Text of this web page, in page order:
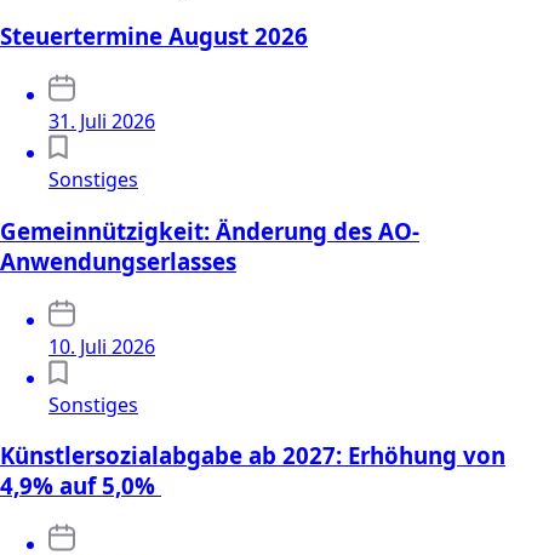
Steuertermine August 2026
31. Juli 2026
Sonstiges
Gemeinnützigkeit: Änderung des AO-
Anwendungserlasses
10. Juli 2026
Sonstiges
Künstlersozialabgabe ab 2027: Erhöhung von
4,9% auf 5,0%